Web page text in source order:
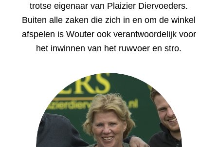
trotse eigenaar van Plaizier Diervoeders.
Buiten alle zaken die zich in en om de winkel
afspelen is Wouter ook verantwoordelijk voor
het inwinnen van het ruwvoer en stro.